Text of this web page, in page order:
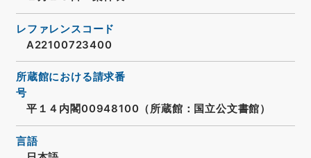
レファレンスコード
A22100723400
所蔵館における請求番
号
平１４内閣00948100（所蔵館：国立公文書館）
言語